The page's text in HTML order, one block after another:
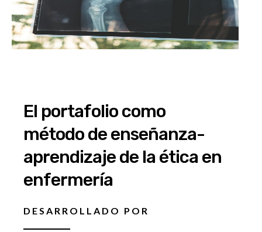
El portafolio como
método de enseñanza-
aprendizaje de la ética en
enfermería
DESARROLLADO POR